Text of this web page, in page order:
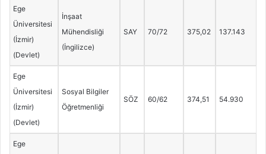
Ege
Üniversitesi
(İzmir)
(Devlet)
İnşaat
Mühendisliği
(İngilizce)
SAY 70/72 375,02 137.143
Ege
Üniversitesi
(İzmir)
(Devlet)
Sosyal Bilgiler
Öğretmenliği
SÖZ 60/62 374,51 54.930
Ege